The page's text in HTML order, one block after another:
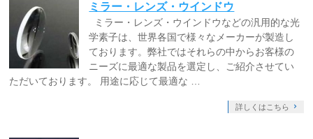
ミラー・レンズ・ウインドウ
ミラー・レンズ・ウインドウなどの汎用的な光
学素子は、世界各国で様々なメーカーが製造し
ております。弊社ではそれらの中からお客様の
ニーズに最適な製品を選定し、ご紹介させてい
ただいております。 用途に応じて最適な …
詳しくはこちら